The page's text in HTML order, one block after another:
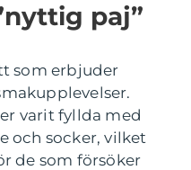
paj”
som erbjuder
varit fyllda med
och socker, vilket
de som försöker